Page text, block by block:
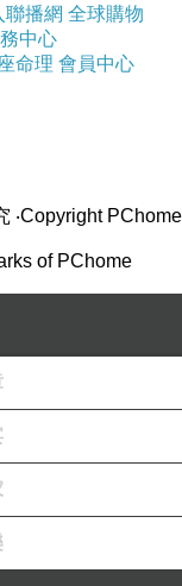
聯播網 全球購物
中心
命理 會員中心
‧Copyright PChome
of PChome